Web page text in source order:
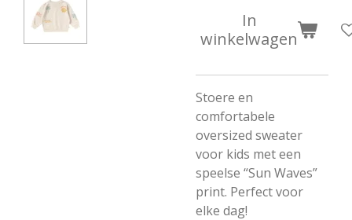
In
winkelwagen
Stoere en
comfortabele
oversized sweater
voor kids meteen
speelse “Sun Waves”
print. Perfectvoor
elke dag!